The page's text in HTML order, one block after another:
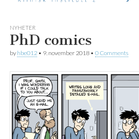
K2 Nytt
NYHETER
PhD comics
by hbe012 • 9. november 2018 • 0 Comments